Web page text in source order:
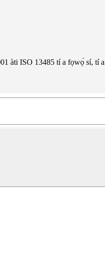
àti ISO 13485 tí a fọwọ́ sí, tí